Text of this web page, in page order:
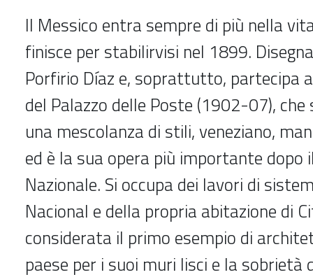
Il Messico entra sempre di più nella
finisce per stabilirvisi nel 1899.
Porfirio Díaz e, soprattutto, partecipa
del Palazzo delle Poste (1902-07),
una mescolanza di stili, veneziano,
ed è la sua opera più importante dopo
Nazionale. Si occupa dei lavori di
Nacional e della propria abitazione di
considerata il primo esempio di
paese per i suoi muri lisci e la sobrietà